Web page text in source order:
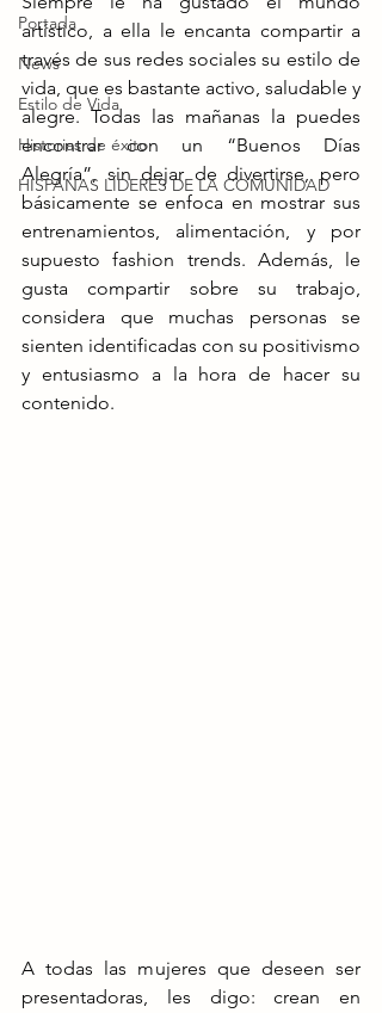
Portada
News
Estilo de Vida
Historias de éxito
HISPANAS LÍDERES DE LA COMUNIDAD
artístico, a ella le encanta compartir a
través de sus redes sociales su estilo de
vida, que es bastante activo, saludable y
alegre. Todas las mañanas la puedes
encontrar con un “Buenos Días
Alegría”, sin dejar de divertirse, pero
básicamente se enfoca en mostrar sus
entrenamientos, alimentación, y por
supuesto fashion trends. Además, le
gusta compartir sobre su trabajo,
considera que muchas personas se
sienten identificadas con su positivismo
y entusiasmo a la hora de hacer su
contenido.
A todas las mujeres que deseen ser
presentadoras, les digo: crean en